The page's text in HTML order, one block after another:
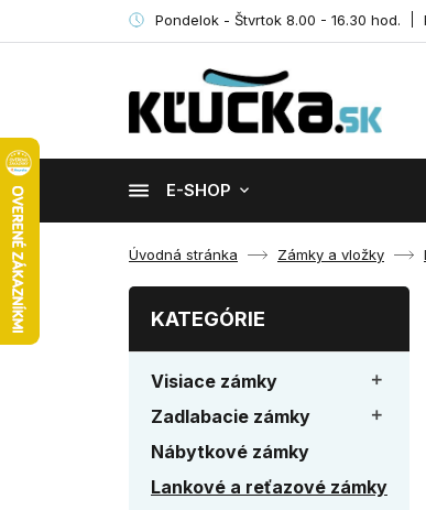
Pondelok - Štvrtok 8.00 - 16.30 hod.
E-SHOP
Úvodná stránka Zámky a vložky
KATEGÓRIE
Visiace zámky 
Zadlabacie zámky 
Nábytkové zámky
Lankové a reťazové zámky